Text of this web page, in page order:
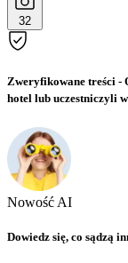
32
Zweryfikowane treści -
hotel lub uczestniczyli
Nowość AI
Dowiedz się, co sądzą